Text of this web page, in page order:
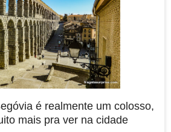
é realmente um colosso,
mais pra ver na cidade